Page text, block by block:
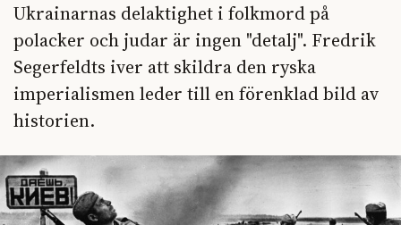
Ukrainarnas delaktighet i folkmord på
polacker och judar är ingen "detalj". Fredrik
Segerfeldts iver att skildra den ryska
imperialismen leder till en förenklad bild av
historien.